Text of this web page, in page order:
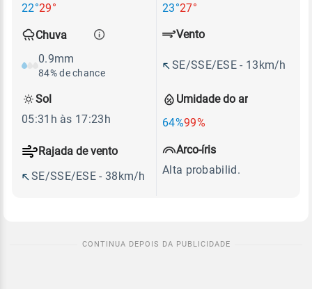
22°29°
23°27°
Chuva
0.9mm
84% de chance
Umidade do ar
64%99%
Vento
SE/SSE/ESE - 13km/h
Rajada de vento
SE/SSE/ESE - 38km/h
Sol
05:31h às 17:23h
Arco-íris
Alta probabilid.